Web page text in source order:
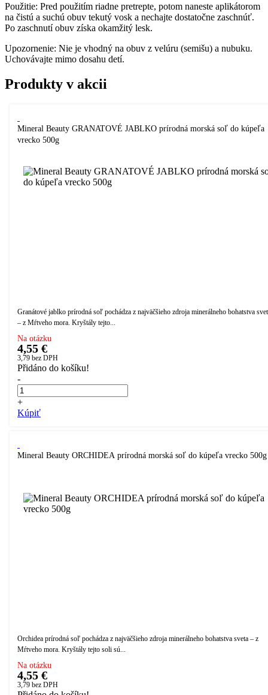
Použitie: Pred použitím riadne pretrepte, potom naneste aplikátorom
na čistú a suchú obuv tekutý vosk a nechajte dostatočne zaschnúť.
Po zaschnutí obuv získa okamžitý lesk.
Upozornenie: Nie je vhodný na obuv z velúru (semišu) a nubuku.
Uchovávajte mimo dosahu detí.
Produkty v akcii
Mineral Beauty GRANATOVÉ JABLKO prírodná morská soľ do kúpeľa
vrecko 500g
Granátové jablko prírodná soľ pochádza z najväčšieho zdroja minerálneho bohatstva
– z Mŕtveho mora. Kryštály tejto...
Na otázku
4,55 €
3,79 bez DPH
Přidáno do košíku!
-
+
Kúpiť
Mineral Beauty ORCHIDEA prírodná morská soľ do kúpeľa vrecko 500g
Orchidea prírodná soľ pochádza z najväčšieho zdroja minerálneho bohatstva sveta – z
Mŕtveho mora. Kryštály tejto soli sú...
Na otázku
4,55 €
3,79 bez DPH